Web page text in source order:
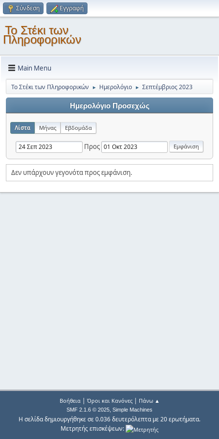
Σύνδεση Εγγραφή
Το Στέκι των
Πληροφορικών
Main Menu
Το Στέκι των Πληροφορικών ► Ημερολόγιο ► Σεπτέμβριος 2023
Ημερολόγιο Προσεχώς
Λίστα Μήνας Εβδομάδα
Προς
Δεν υπάρχουν γεγονότα προς εμφάνιση.
Βοήθεια| Όροι και Κανόνες| Πάνω ▲
SMF 2.1.6 © 2025, Simple Machines
Η σελίδα δημιουργήθηκε σε 0.036 δευτερόλεπτα με 20 ερωτήματα.
Μετρητής επισκέψεων: